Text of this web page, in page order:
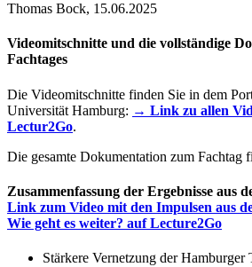
Thomas Bock, 15.06.2025
Videomitschnitte und die vollständige
Fachtages
Die Videomitschnitte finden Sie in dem
Universität Hamburg: → Link zu allen
Lectur2Go.
Die gesamte Dokumentation zum Fachtag
Zusammenfassung der Ergebnisse aus
Link zum Video mit den Impulsen aus
Wie geht es weiter? auf Lecture2Go
Stärkere Vernetzung der Hamburger